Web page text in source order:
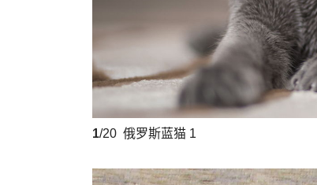
1/20 俄罗斯蓝猫 1